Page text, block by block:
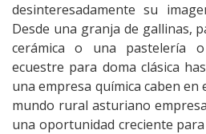
desinteresadamente su
Desde una granja de gallinas,
cerámica o una pastelería
ecuestre para doma clásica
una empresa química caben
mundo rural asturiano
una oportunidad creciente